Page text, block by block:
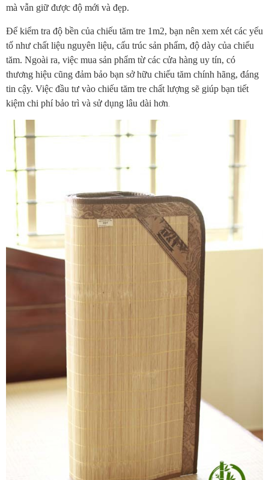
mà vẫn giữ được độ mới và đẹp.
Để kiểm tra độ bền của chiếu tăm tre 1m2, bạn nên xem xét các yếu
tố như chất liệu nguyên liệu, cấu trúc sản phẩm, độ dày của chiếu
tăm. Ngoài ra, việc mua sản phẩm từ các cửa hàng uy tín, có
thương hiệu cũng đảm bảo bạn sở hữu chiếu tăm chính hãng, đáng
tin cậy. Việc đầu tư vào chiếu tăm tre chất lượng sẽ giúp bạn tiết
kiệm chi phí bảo trì và sử dụng lâu dài hơn